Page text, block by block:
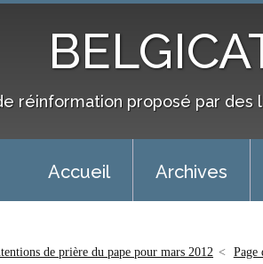
réinformation proposé par des
Accueil Archives
de prière du pape pour mars 2012 Page